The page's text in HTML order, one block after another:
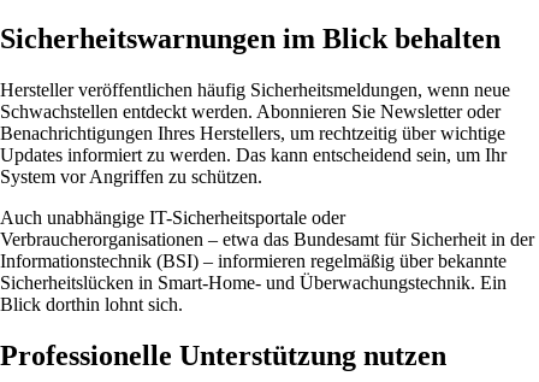
Sicherheitswarnungen im Blick behalten
Hersteller veröffentlichen häufig Sicherheitsmeldungen, wenn neue
Schwachstellen entdeckt werden. Abonnieren Sie Newsletter oder
Benachrichtigungen Ihres Herstellers, um rechtzeitig über wichtige
Updates informiert zu werden. Das kann entscheidend sein, um Ihr
System vor Angriffen zu schützen.
Auch unabhängige IT-Sicherheitsportale oder
Verbraucherorganisationen – etwa das Bundesamt für Sicherheit in der
Informationstechnik (BSI) – informieren regelmäßig über bekannte
Sicherheitslücken in Smart-Home- und Überwachungstechnik. Ein
Blick dorthin lohnt sich.
Professionelle Unterstützung nutzen